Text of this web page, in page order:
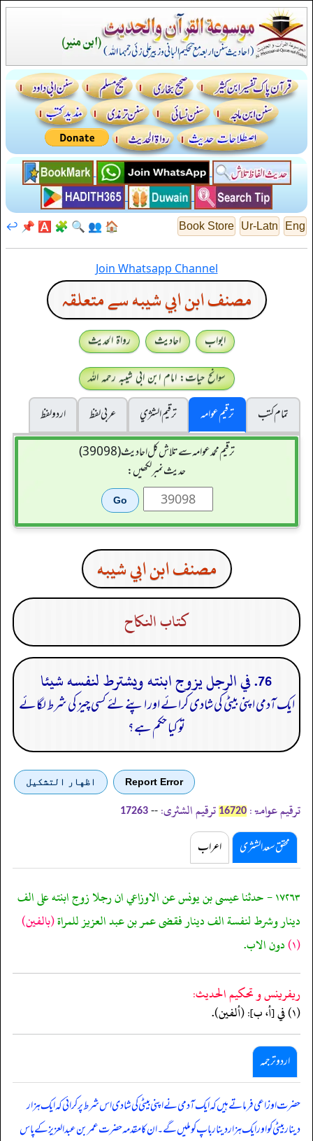
Eng
Ur-Latn
Book Store
🏠
👥
🔍
🧩
🅰️
📌
↩️
Join Whatsapp Channel
مصنف ابن ابي شيبه سے متعلقہ
ابواب احادیث
رواۃ الحدیث
سوانح حیات: امام ابن ابی شیبہ رحمہ اللہ
تمام کتب
ترقیم عوامہ ترقيم الشژي عربی لفظ
اردو لفظ
ترقیم محمدعوامہ سے تلاش کل احادیث (39098)
حدیث نمبر لکھیں:
مصنف ابن ابي شيبه
كتاب النكاح
76. في الرجل يزوج ابنته ويشترط لنفسه شيئا
ایک آدمی اپنی بیٹی کی شادی کرائے اور اپنے لئے کسی چیز کی شرط لگائے
تو کیا حکم ہے؟
Report Error اظهار التشكيل
ترقیم عوامۃ: 16720 ترقیم الشثری: --
17263
محقق سعد الشثری اعراب
١٧٢٦٣ - حدثنا عيسى بن يونس عن الاوزاعي ان رجلا زوج ابنته على الف
دينار وشرط لنفسة الف دينار فقضى عمر بن عبد العزيز للمراة(بالفين)
(١) دون الاب.
ريفرينس و تحكيم الحدیث:
(١) في [أ، ب]: (ألفين).
اردو ترجمہ
حضرت اوزاعی فرماتے ہیں کہ ایک آدمی نے اپنی بیٹی کی شادی اس شرط پر کرائی کہ ایک ہزار
دینار بیٹی کو اور ایک ہزار دینار باپ کو ملیں گے۔ ان کا مقدمہ حضرت عمر بن عبدا لعزیز کے پاس